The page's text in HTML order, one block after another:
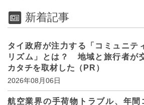
新着記事
タイ政府が注力する「コミュニテ
リズム」とは？ 地域と旅行者が
カタチを取材した（PR）
2026年08月06日
航空業界の手荷物トラブル、年間